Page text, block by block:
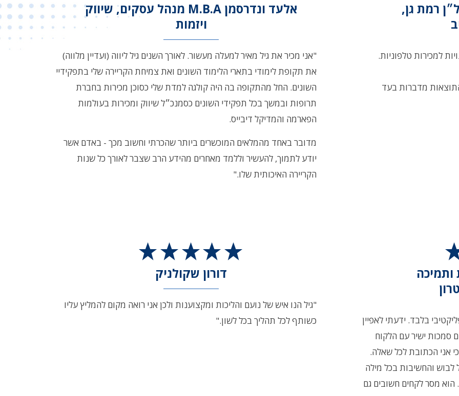
רמת גן,
למכירות טלפוניות.
התוצאות מדברות בעד
אלעד ונדרסמן M.B.A מנהל עסקים, שיווק
ויזמות
"אני מכיר את גיל מאיר למעלה מעשור. לאורך השנים גיל ליווה (ועדיין מלווה)
את תקופת לימודי בתארי הלימוד השונים ואת צמיחת הקריירה שלי בתפקידיי
השונים. החל מהתקופה בה היה קולגה למדת שלי כסוכן מכירות בחברת
תרופות ובמשך בכל תפקידי השונים כסמנכ״ל שיווק ומכירות בעולמות
הפארמה והמדיקל דיבייס.
מדובר באחד מהמלאים המוכשרים ביותר שהכרתי וחשוב מכך - באדם אשר
יודע לתמוך, להעשיר וללמד מאחרים מהידע הרב שצבר לאורך כל שנות
הקריירה האיכותית שלו."
ותמיכה
בלבד. ידעתי לאפיין
סמכות ישיר עם הלקוח
אני הכתובת לכל שאלה.
לבוש והחשיבות בכל מילה
מסר לקחים חשובים גם
דורון שקולניק
"גיל הנו איש של נועם והליכות ומקצוענות ולכן אני רואה מקום להמליץ עליו
כשותף לכל תהליך בכל לשון."